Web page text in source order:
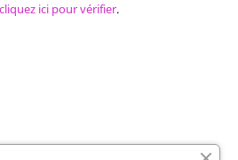
cliquez ici pour vérifier.